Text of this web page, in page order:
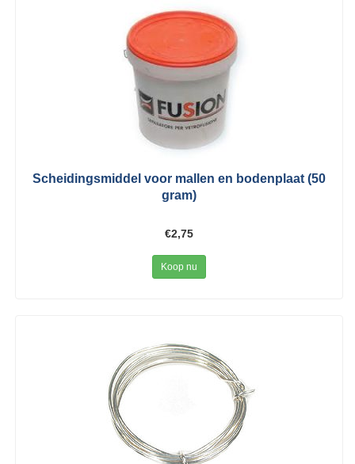
Scheidingsmiddel voor mallen en bodenplaat (50
gram)
€2,75
Koop nu